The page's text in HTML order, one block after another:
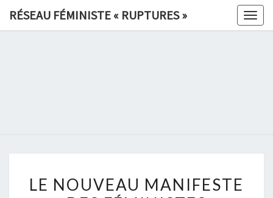
RÉSEAU FÉMINISTE « RUPTURES »
»
NOUVEAU
LE NOUVEAU MANIFESTE